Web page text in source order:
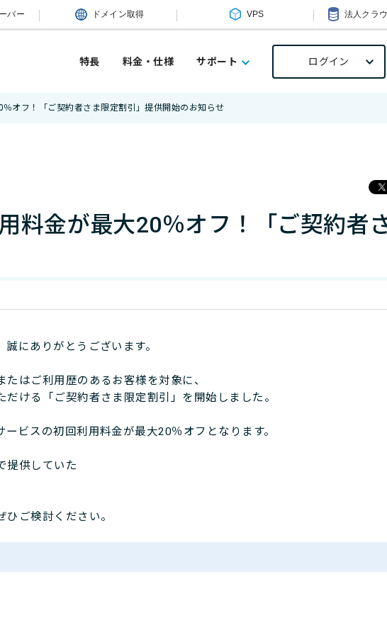
バー ドメイン取得 VPS 法人クラ
特長 料金・仕様 サポート ログイン
オフ！「ご契約者さま限定割引」提供開始のお知らせ
料金が最大20％オフ！「ご契約者
にありがとうございます。
はご利用歴のあるお客様を対象に、
ける「ご契約者さま限定割引」を開始しました。
ビスの初回利用料金が最大20％オフとなります。
提供していた
ご検討ください。